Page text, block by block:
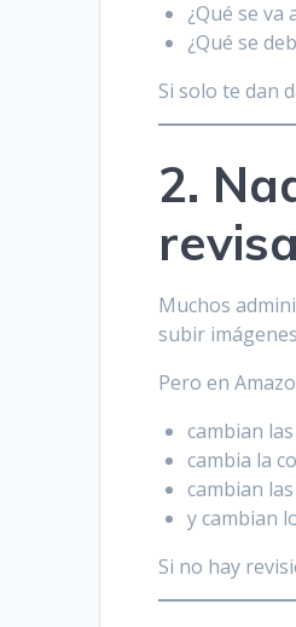
¿Qué se va
¿Qué se
Si solo te dan
2.
Muchos
subir
Pero en
cambian
cambia la
cambian
y cambian
Si no hay